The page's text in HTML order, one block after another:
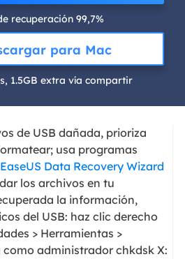
recuperación 99,7%
para Mac
1.5GB extra vía compartir
de USB dañada, prioriza
usa programas
EaseUS Data Recovery Wizard
los archivos en tu
la información,
del USB: haz clic derecho
> Herramientas >
administrador chkdsk X: